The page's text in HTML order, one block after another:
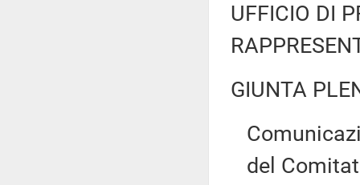
UFFICIO DI
GIUNTA
del